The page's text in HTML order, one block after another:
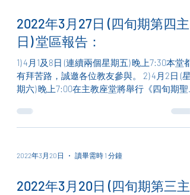
2022年3月27日 (四旬期第四主
日) 堂區報告：
1) 4月1及8日 (連續兩個星期五) 晚上7:30本堂都
有拜苦路，誠邀各位教友參與。 2) 4月2日 (星
期六) 晚上7:00在主教座堂將舉行《四旬期聖
時間表已印製好，彌撒後，各位教友可以在聖
堂門口索取。 4)...
2022年3月20日 讀畢需時 1 分鐘
2022年3月20日 (四旬期第三主